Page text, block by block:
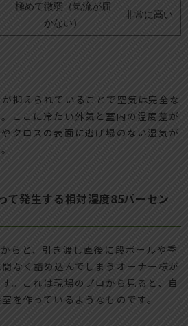
極めて微弱（気流が届
かない）
非常に高い
抑えられていることで空気は完全な
。ここに冷たい外気と室内の温度差が
クロスの表面に逃げ場のない湿気が
て発生する相対湿度85パーセン
らと、引き渡し直後に段ボールや季
なく詰め込んでしまうオーナー様が
。これは現場のプロから見ると、自
を作っているようなものです。